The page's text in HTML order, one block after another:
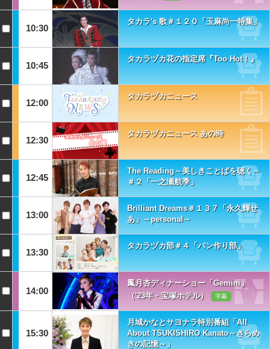
10:30
タカラ's 歌＃１２０「玉麻尚一特集」
10:45
タカラヅカ花の指定席『Too Hot！』
12:00
タカラヅカニュース
12:30
タカラヅカニュース あの時
12:45
The Reading～美しきことばを聴く～
＃２「一之瀬航季」
13:00
Brilliant Dreams＃１３７「永久輝せ
あ」～personal～
13:30
タカラヅカ部＃４「パン作り部」
14:00
鳳月杏ディナーショー「Gemini」
（'23年・宝塚ホテル）
字幕
15:30
月城かなとサヨナラ特別番組「All
About TSUKISHIRO Kanato～きらめ
きの記憶～」